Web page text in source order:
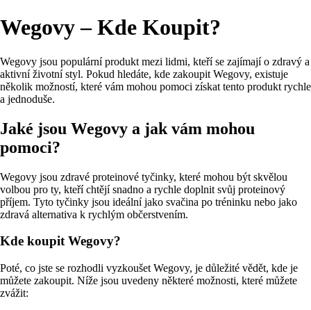
Wegovy – Kde Koupit?
Wegovy jsou populární produkt mezi lidmi, kteří se zajímají o zdravý a
aktivní životní styl. Pokud hledáte, kde zakoupit Wegovy, existuje
několik možností, které vám mohou pomoci získat tento produkt rychle
a jednoduše.
Jaké jsou Wegovy a jak vám mohou
pomoci?
Wegovy jsou zdravé proteinové tyčinky, které mohou být skvělou
volbou pro ty, kteří chtějí snadno a rychle doplnit svůj proteinový
příjem. Tyto tyčinky jsou ideální jako svačina po tréninku nebo jako
zdravá alternativa k rychlým občerstvením.
Kde koupit Wegovy?
Poté, co jste se rozhodli vyzkoušet Wegovy, je důležité vědět, kde je
můžete zakoupit. Níže jsou uvedeny některé možnosti, které můžete
zvážit: